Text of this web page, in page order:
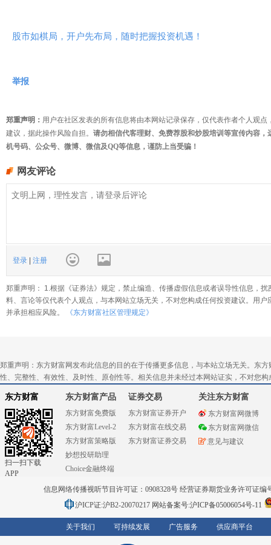
股市如棋局，开户先布局，随时把握投资机遇！
举报
郑重声明： 用户在社区发表的所有信息将由本网站记录保存，仅代表作者个人观
建议，据此操作风险自担。 请勿相信代客理财、免费荐股和炒股培训等宣传内容
机号码、公众号、微博、微信及QQ等信息，谨防上当受骗！
网友评论
登录 注册
郑重声明： 1.根据《证券法》规定，禁止编造、传播虚假信息或者误导性信息，
料、言论等仅代表个人观点，与本网站立场无关，不对您构成任何投资建议。用
并承担相应风险。
《东方财富社区管理规定》
郑重声明：东方财富网发布此信息的目的在于传播更多信息，与本站立场无关。东
性、完整性、有效性、及时性、原创性等。相关信息并未经过本网站证实，不对您
东方财富
扫一扫下载
APP
东方财富产品
东方财富免费版
东方财富Level-2
东方财富策略版
妙想投研助理
Choice金融终端
证券交易
东方财富证券开户
东方财富在线交易
东方财富证券交易
关注东方财富
东方财富网微博
东方财富网微信
意见与建议
信息网络传播视听节目许可证：0908328号 经营证券期货业务许可证编
沪ICP证:沪B2-20070217 网站备案号:沪ICP备05006054号-11
关于我们 可持续发展 广告服务 供应商平台